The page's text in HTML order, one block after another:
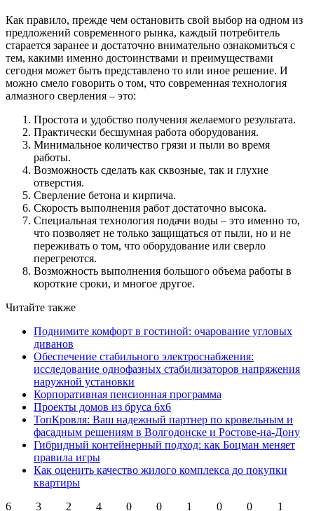
Как правило, прежде чем остановить свой выбор на одном из
предложений современного рынка, каждый потребитель
старается заранее и достаточно внимательно ознакомиться с
тем, какими именно достоинствами и преимуществами
сегодня может быть представлено то или иное решение. И
можно смело говорить о том, что современная технология
алмазного сверления – это:
Простота и удобство получения желаемого результата.
Практически бесшумная работа оборудования.
Минимальное количество грязи и пыли во время
работы.
Возможность сделать как сквозные, так и глухие
отверстия.
Сверление бетона и кирпича.
Скорость выполнения работ достаточно высока.
Специальная технология подачи воды – это именно то,
что позволяет не только защищаться от пыли, но и не
переживать о том, что оборудование или сверло
перегреются.
Возможность выполнения большого объема работы в
короткие сроки, и многое другое.
Читайте также
Поднимите комфорт в гостиной: очарование угловых
диванов
Обеспечение стабильного электроснабжения:
исследование однофазных стабилизаторов напряжения
наружной установки
Корпоративная пенсионная программа
Проекты домов из бруса 6х6
ТопКровля: Ваш надежный партнер по кровельным и
фасадным решениям в Волгодонске и Ростове-на-Дону
Гибридный контейнерный подход: как Боцман меняет
правила игры
Как оценить качество жилого комплекса до покупки
квартиры
6
3 2 4 0 0 1 0 0 1